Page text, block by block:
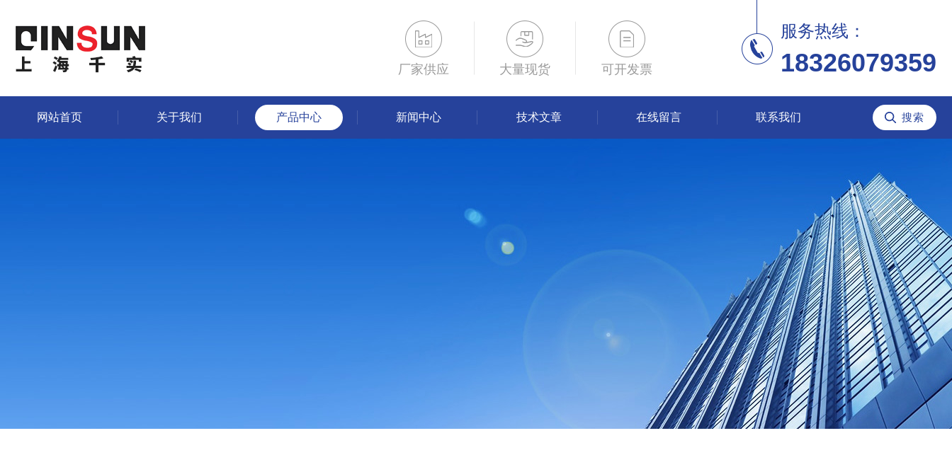
厂家供应 大量现货 可开发票
服务热线：
18326079359
网站首页 关于我们 产品中心 新闻中心 技术文章 在线留言 联系我们